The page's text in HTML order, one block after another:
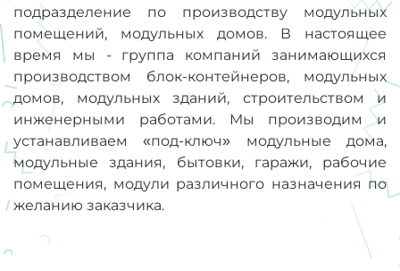
подразделение по производству модульных
помещений, модульных домов. В настоящее
время мы - группа компаний занимающихся
производством блок-контейнеров, модульных
домов, модульных зданий, строительством и
инженерными работами. Мы производим и
устанавливаем «под-ключ» модульные дома,
модульные здания, бытовки, гаражи, рабочие
помещения, модули различного назначения по
желанию заказчика.